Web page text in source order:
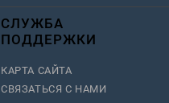
СЛУЖБА
ПОДДЕРЖКИ
КАРТА САЙТА
СВЯЗАТЬСЯ С НАМИ